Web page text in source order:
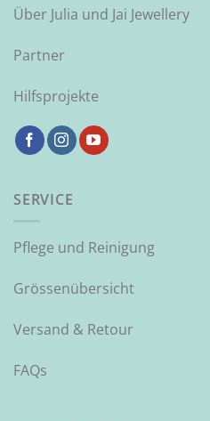
Über Julia und Jai Jewellery
Partner
Hilfsprojekte
SERVICE
Pflege und Reinigung
Grössenübersicht
Versand & Retour
FAQs